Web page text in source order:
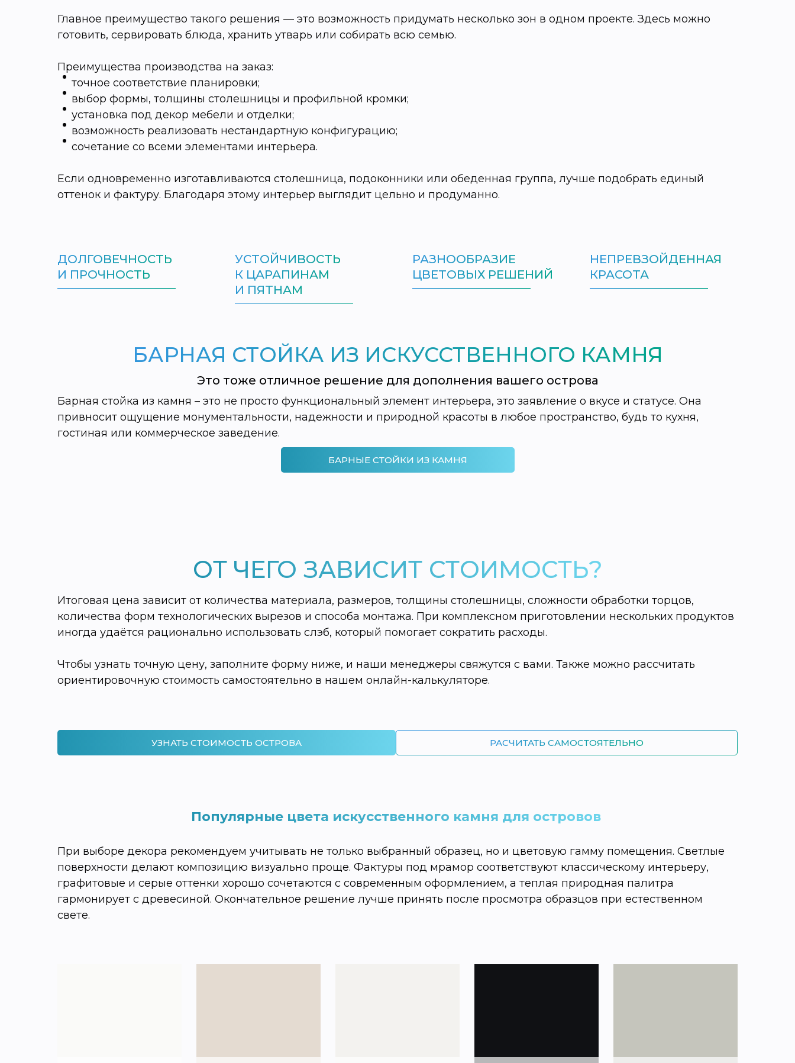
Главное преимущество такого решения — это возможность придумать несколько зон в одном проекте. Здесь можно
готовить, сервировать блюда, хранить утварь или собирать всю семью.
Преимущества производства на заказ:
точное соответствие планировки;
выбор формы, толщины столешницы и профильной кромки;
установка под декор мебели и отделки;
возможность реализовать нестандартную конфигурацию;
сочетание со всеми элементами интерьера.
Если одновременно изготавливаются столешница, подоконники или обеденная группа, лучше подобрать единый
оттенок и фактуру. Благодаря этому интерьер выглядит цельно и продуманно.
ДОЛГОВЕЧНОСТЬ
И ПРОЧНОСТЬ
УСТОЙЧИВОСТЬ
К ЦАРАПИНАМ
И ПЯТНАМ
РАЗНООБРАЗИЕ
ЦВЕТОВЫХ РЕШЕНИЙ
НЕПРЕВЗОЙДЕННАЯ
КРАСОТА
БАРНАЯ СТОЙКА ИЗ ИСКУССТВЕННОГО КАМНЯ
Это тоже отличное решение для дополнения вашего острова
Барная стойка из камня – это не просто функциональный элемент интерьера, это заявление о вкусе и статусе. Она
привносит ощущение монументальности, надежности и природной красоты в любое пространство, будь то кухня,
гостиная или коммерческое заведение.
БАРНЫЕ СТОЙКИ ИЗ КАМНЯ
ОТ ЧЕГО ЗАВИСИТ СТОИМОСТЬ?
Итоговая цена зависит от количества материала, размеров, толщины столешницы, сложности обработки торцов,
количества форм технологических вырезов и способа монтажа. При комплексном приготовлении нескольких продуктов
иногда удаётся рационально использовать слэб, который помогает сократить расходы.
Чтобы узнать точную цену, заполните форму ниже, и наши менеджеры свяжутся с вами. Также можно рассчитать
ориентировочную стоимость самостоятельно в нашем онлайн-калькуляторе.
УЗНАТЬ СТОИМОСТЬ ОСТРОВА РАСЧИТАТЬ САМОСТОЯТЕЛЬНО
При выборе декора рекомендуем учитывать не только выбранный образец, но и цветовую гамму помещения. Светлые
поверхности делают композицию визуально проще. Фактуры под мрамор соответствуют классическому интерьеру,
графитовые и серые оттенки хорошо сочетаются с современным оформлением, а теплая природная палитра
гармонирует с древесиной. Окончательное решение лучше принять после просмотра образцов при естественном
свете.
Популярные цвета искусственного камня для островов